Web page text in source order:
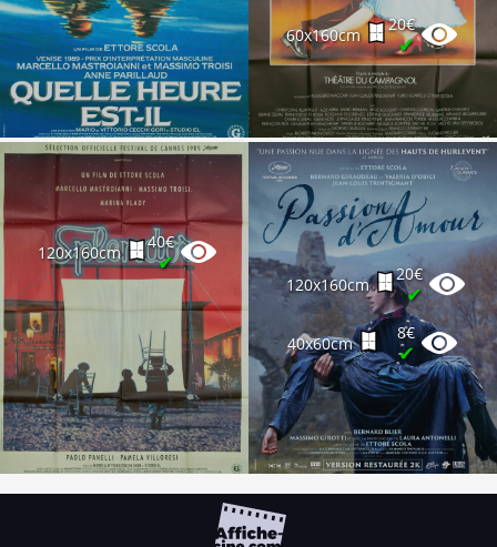
60x160cm
20€
✔
120x160cm
40€
✔
120x160cm
20€
✔
40x60cm
8€
✔